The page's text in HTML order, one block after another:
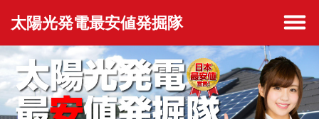
太陽光発電最安値発掘隊